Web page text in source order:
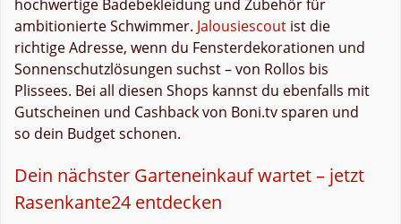
hochwertige Badebekleidung und Zubehör für
ambitionierte Schwimmer. Jalousiescout ist die
richtige Adresse, wenn du Fensterdekorationen und
Sonnenschutzlösungen suchst – von Rollos bis
Plissees. Bei all diesen Shops kannst du ebenfalls mit
Gutscheinen und Cashback von Boni.tv sparen und
so dein Budget schonen.
Dein nächster Garteneinkauf wartet – jetzt
Rasenkante24 entdecken